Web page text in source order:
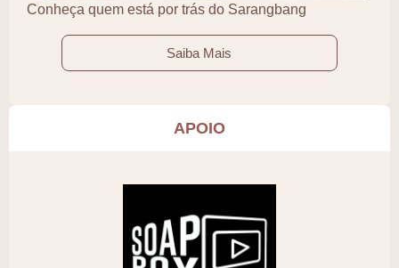
Conheça quem está por trás do Sarangbang
Saiba Mais
APOIO